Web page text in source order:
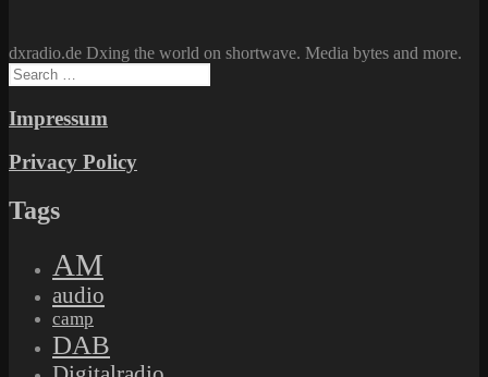
dxradio.de Dxing the world on shortwave. Media bytes and more.
Search
for:
Impressum
Privacy Policy
Tags
AM
audio
camp
DAB